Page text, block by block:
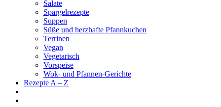
Salate
Spargelrezepte
Suppen
Süße und herzhafte Pfannkuchen
Terrinen
Vegan
Vegetarisch
Vorspeise
Wok- und Pfannen-Gerichte
Rezepte A – Z